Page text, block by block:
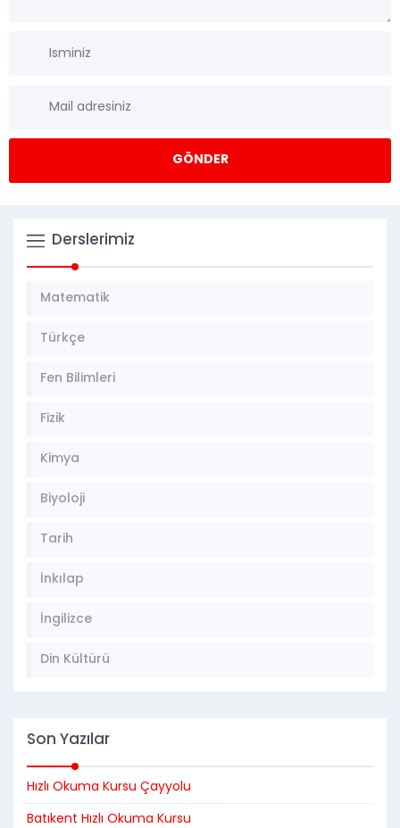
Derslerimiz
Matematik
Türkçe
Fen Bilimleri
Fizik
Kimya
Biyoloji
Tarih
İnkılap
İngilizce
Din Kültürü
Son Yazılar
Hızlı Okuma Kursu Çayyolu
Batıkent Hızlı Okuma Kursu